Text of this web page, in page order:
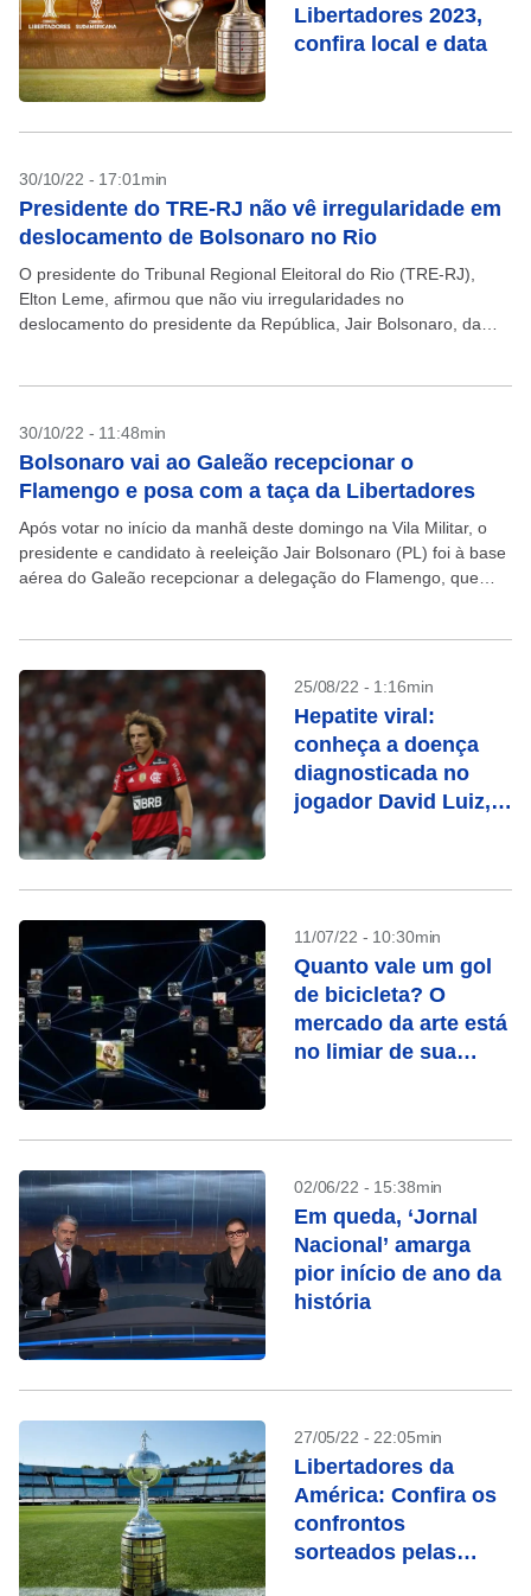
Libertadores 2023,
confira local e data
30/10/22 - 17:01min
Presidente do TRE-RJ não vê irregularidade em
deslocamento de Bolsonaro no Rio
O presidente do Tribunal Regional Eleitoral do Rio (TRE-RJ),
Elton Leme, afirmou que não viu irregularidades no
deslocamento do presidente da República, Jair Bolsonaro, da
30/10/22 - 11:48min
Bolsonaro vai ao Galeão recepcionar o
Flamengo e posa com a taça da Libertadores
Após votar no início da manhã deste domingo na Vila Militar, o
presidente e candidato à reeleição Jair Bolsonaro (PL) foi à base
aérea do Galeão recepcionar a delegação do Flamengo, que
25/08/22 - 1:16min
Hepatite viral:
conheça a doença
diagnosticada no
jogador David Luiz,
11/07/22 - 10:30min
Quanto vale um gol
de bicicleta? O
mercado da arte está
no limiar de sua
02/06/22 - 15:38min
Em queda, ‘Jornal
Nacional’ amarga
pior início de ano da
história
27/05/22 - 22:05min
Libertadores da
América: Confira os
confrontos
sorteados pelas